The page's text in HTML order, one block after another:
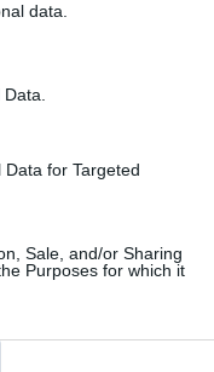
data.
for Targeted
Sale, and/or Sharing
Purposes for which it